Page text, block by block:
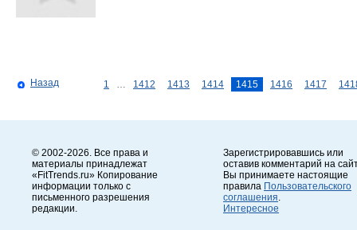
Назад 1 1412 1413 1414 1415 1416 1417
© 2002-2026. Все права и
материалы принадлежат
«FitTrends.ru» Копирование
информации только с
письменного разрешения
редакции.
Зарегистрировавшись или
оставив комментарий на
Вы принимаете настоящие
правила Пользовательского
соглашения
Интересное